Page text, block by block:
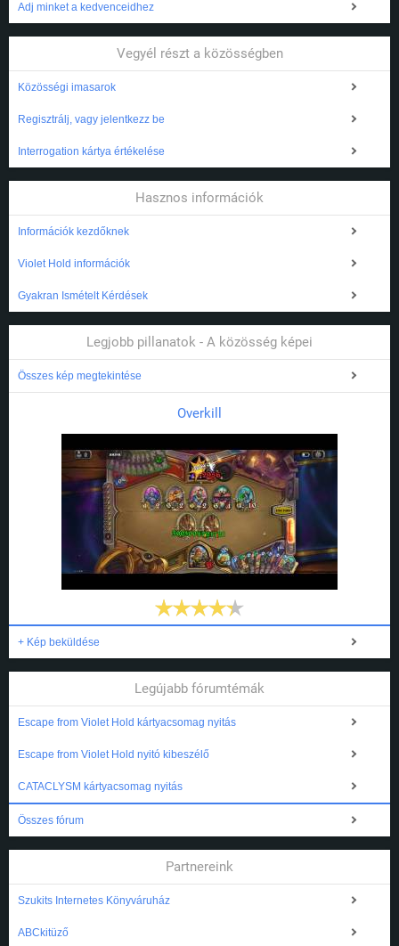
Adj minket a kedvenceidhez
Vegyél részt a közösségben
Közösségi imasarok
Regisztrálj, vagy jelentkezz be
Interrogation kártya értékelése
Hasznos információk
Információk kezdőknek
Violet Hold információk
Gyakran Ismételt Kérdések
Legjobb pillanatok - A közösség képei
Összes kép megtekintése
Overkill
+ Kép beküldése
Legújabb fórumtémák
Escape from Violet Hold kártyacsomag nyitás
Escape from Violet Hold nyitó kibeszélő
CATACLYSM kártyacsomag nyitás
Összes fórum
Partnereink
Szukits Internetes Könyváruház
ABCkitüző